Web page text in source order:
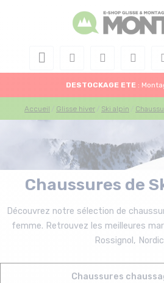
DESTOCKAGE ETE :
Accueil Glisse hiver Ski alpin
Chaussures de
Découvrez notre sélection de
femme. Retrouvez les meilleures
Rossignol,
Chaussures